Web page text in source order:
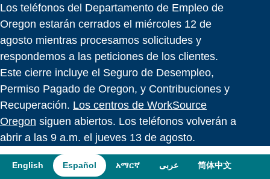
Skip to language switcher
Skip to navigation
Skip to content
Los teléfonos del Departamento de Empleo de
Oregon estarán cerrados el miércoles 12 de
agosto mientras procesamos solicitudes y
respondemos a las peticiones de los clientes.
Este cierre incluye el Seguro de Desempleo,
Permiso Pagado de Oregon, y Contribuciones y
Recuperación. Los centros de WorkSource
Oregon siguen abiertos. Los teléfonos volverán a
abrir a las 9 a.m. el jueves 13 de agosto.
English Español አማርኛ عربى 简体中文